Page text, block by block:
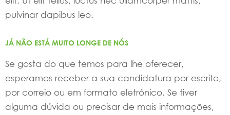
pulvinar dapibus leo.
JÁ NÃO ESTÁ MUITO LONGE DE NÓS
Se gosta do que temos para lhe oferecer,
esperamos receber a sua candidatura por escrito,
por correio ou em formato eletrónico. Se tiver
alguma dúvida ou precisar de mais informações,